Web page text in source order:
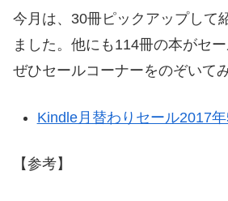
今月は、30冊ピックアップして
ました。他にも114冊の本がセー
ぜひセールコーナーをのぞいて
Kindle月替わりセール2017年
【参考】